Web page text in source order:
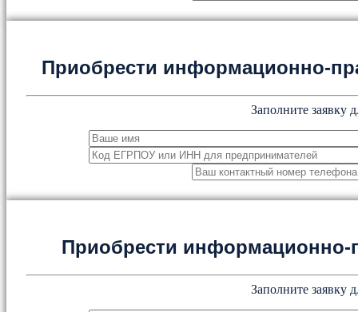
Приобрести информационно-
Заполните заявку
Приобрести
Заполните заявку